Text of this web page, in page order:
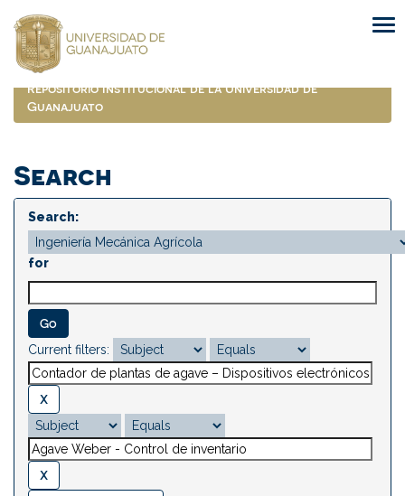
navigation
Repositorio Institucional de la Universidad de
Guanajuato
Search
Search:
for
Current filters: